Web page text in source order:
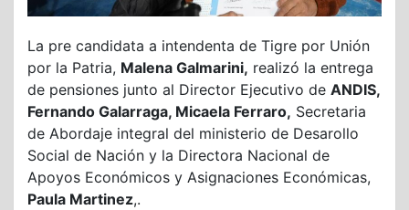
La pre candidata a intendenta de Tigre por Unión
por la Patria, Malena Galmarini, realizó la entrega
de pensiones junto al Director Ejecutivo de ANDIS,
Fernando Galarraga, Micaela Ferraro, Secretaria
de Abordaje integral del ministerio de Desarollo
Social de Nación y la Directora Nacional de
Apoyos Económicos y Asignaciones Económicas,
Paula Martinez,.